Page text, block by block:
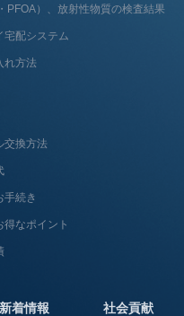
PFOA）、放射性物質の検査結果
宅配システム
れ方法
交換方法
手続き
なポイント
新着情報 社会貢献